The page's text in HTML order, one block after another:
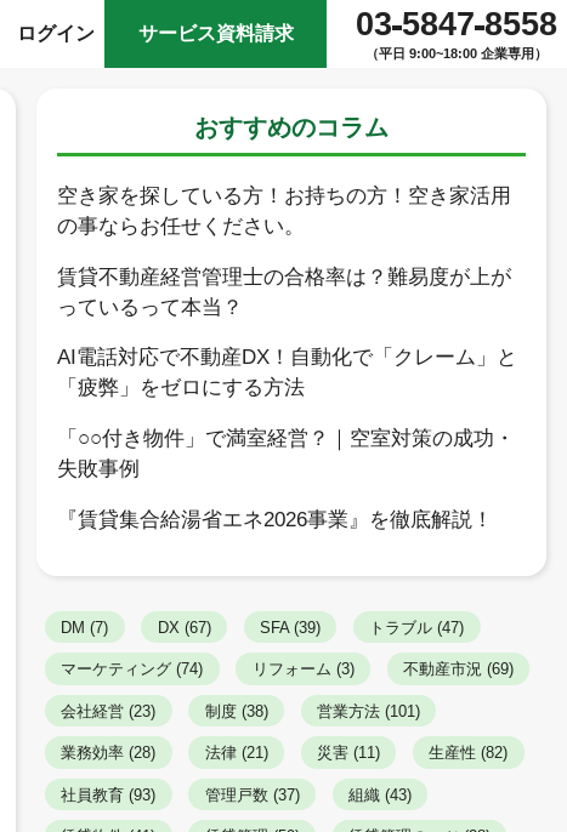
03 5847 8558
（平日 9:00~18:00 企業専用）
ログイン サービス資料請求
おすすめのコラム
空き家を探している方！お持ちの方！空き家活用
の事ならお任せください。
賃貸不動産経営管理士の合格率は？難易度が上が
っているって本当？
AI電話対応で不動産DX！自動化で「クレーム」と
「疲弊」をゼロにする方法
「○○付き物件」で満室経営？｜空室対策の成功・
失敗事例
『賃貸集合給湯省エネ2026事業』を徹底解説！
DM (7) DX (67) SFA (39) トラブル (47)
マーケティング (74) リフォーム (3) 不動産市況 (69)
会社経営 (23) 制度 (38) 営業方法 (101)
業務効率 (28) 法律 (21) 災害 (11) 生産性 (82)
社員教育 (93) 管理戸数 (37) 組織 (43)